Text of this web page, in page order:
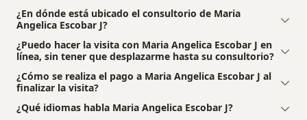
¿En dónde está ubicado el consultorio de Maria
Angelica Escobar J?
¿Puedo hacer la visita con Maria Angelica Escobar J en
línea, sin tener que desplazarme hasta su consultorio?
¿Cómo se realiza el pago a Maria Angelica Escobar J al
finalizar la visita?
¿Qué idiomas habla Maria Angelica Escobar J?